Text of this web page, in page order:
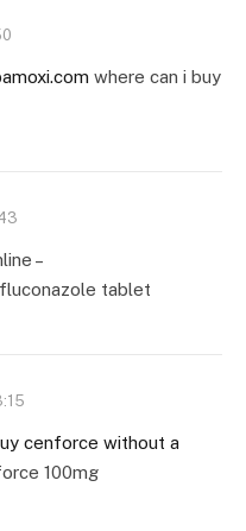
where can i buy
–
fluconazole tablet
cenforce without a
100mg